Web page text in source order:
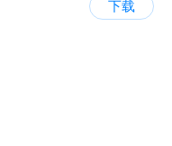
下载